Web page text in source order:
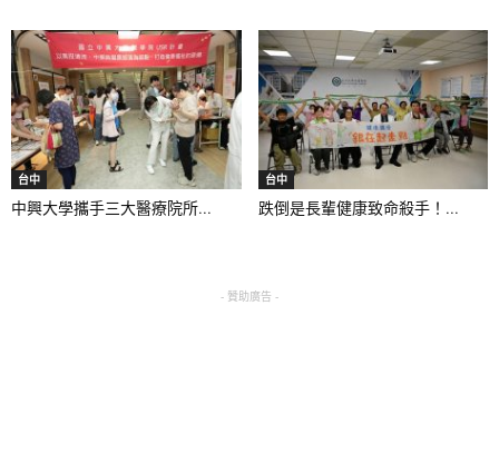
台中
中興大學攜手三大醫療院所...
台中
跌倒是長輩健康致命殺手！...
- 贊助廣告 -